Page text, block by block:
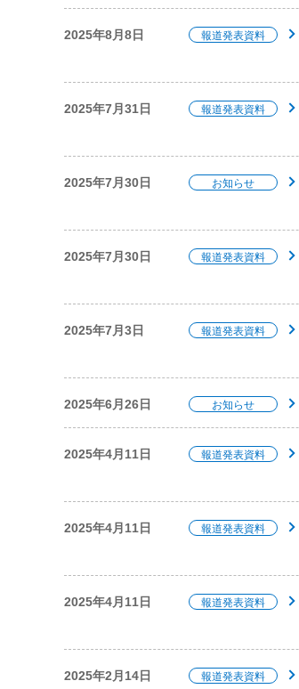
2025年8月8日 報道発表資料
2025年7月31日 報道発表資料
2025年7月30日 お知らせ
2025年7月30日 報道発表資料
2025年7月3日 報道発表資料
2025年6月26日 お知らせ
2025年4月11日 報道発表資料
2025年4月11日 報道発表資料
2025年4月11日 報道発表資料
2025年2月14日 報道発表資料